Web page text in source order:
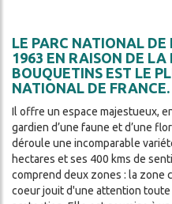
LE PARC NATIONAL DE
1963 EN RAISON DE LA
BOUQUETINS EST LE
NATIONAL DE FRANCE.
Il offre un espace majestueux,
gardien d’une faune et d’une
déroule une incomparable
hectares et ses 400 kms de
comprend deux zones : la zone
coeur jouit d'une attention